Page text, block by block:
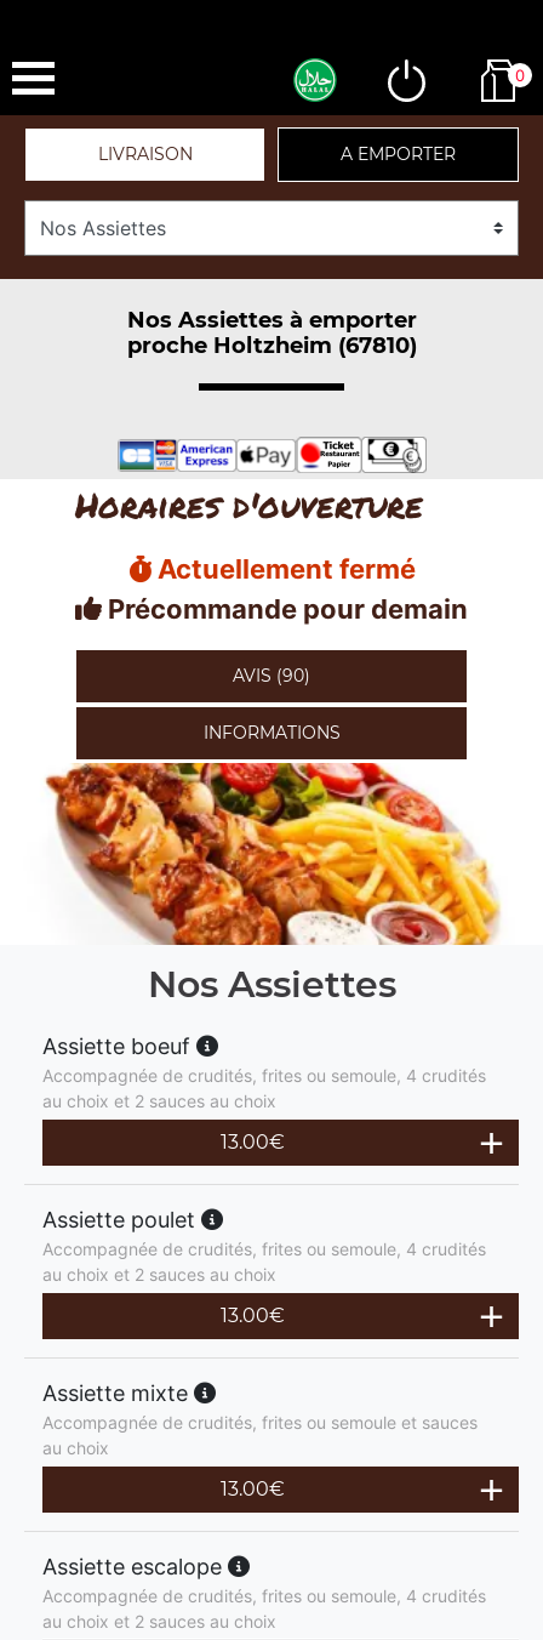
0
LIVRAISON A EMPORTER
Nos Assiettes à emporter
proche Holtzheim (67810)
Horaires d'ouverture
Actuellement fermé
Précommande pour demain
AVIS (90)
INFORMATIONS
Nos Assiettes
Assiette boeuf
Accompagnée de crudités, frites ou semoule, 4 crudités
au choix et 2 sauces au choix
13.00€
Assiette poulet
Accompagnée de crudités, frites ou semoule, 4 crudités
au choix et 2 sauces au choix
13.00€
Assiette mixte
Accompagnée de crudités, frites ou semoule et sauces
au choix
13.00€
Assiette escalope
Accompagnée de crudités, frites ou semoule, 4 crudités
au choix et 2 sauces au choix